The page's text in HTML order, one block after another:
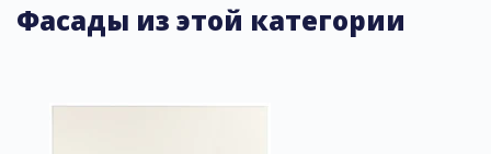
Фасады из этой категории